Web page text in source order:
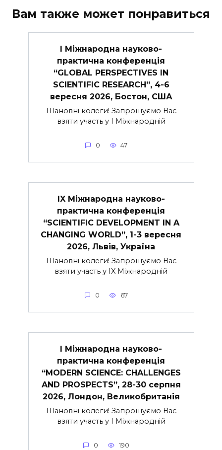
Вам также может понравиться
I Міжнародна науково-
практична конференція
“GLOBAL PERSPECTIVES IN
SCIENTIFIC RESEARCH”, 4-6
вересня 2026, Бостон, США
Шановні колеги! Запрошуємо Вас
взяти участь у I Міжнародній
0 47
IX Міжнародна науково-
практична конференція
“SCIENTIFIC DEVELOPMENT IN A
CHANGING WORLD”, 1-3 вересня
2026, Львів, Україна
Шановні колеги! Запрошуємо Вас
взяти участь у IX Міжнародній
0 67
I Міжнародна науково-
практична конференція
“MODERN SCIENCE: CHALLENGES
AND PROSPECTS”, 28-30 серпня
2026, Лондон, Великобританія
Шановні колеги! Запрошуємо Вас
взяти участь у I Міжнародній
0 190